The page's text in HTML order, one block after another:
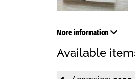
More information
Available